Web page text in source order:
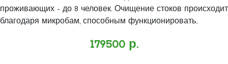
проживающих - до 8 человек. Очищение стоков происходит
благодаря микробам, способным функционировать..
179500 р.